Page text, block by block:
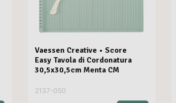
Vaessen Creative • Score
Easy Tavola di Cordonatura
30,5x30,5cm Menta CM
2137-050